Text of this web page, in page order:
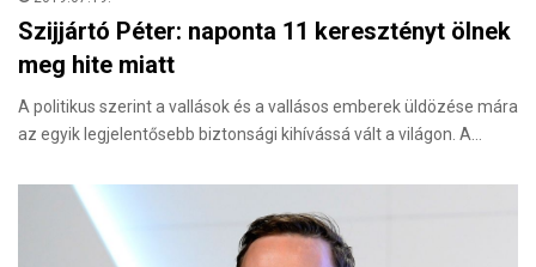
Szijjártó Péter: naponta 11 keresztényt ölnek
meg hite miatt
A politikus szerint a vallások és a vallásos emberek üldözése mára
az egyik legjelentősebb biztonsági kihívássá vált a világon. A…